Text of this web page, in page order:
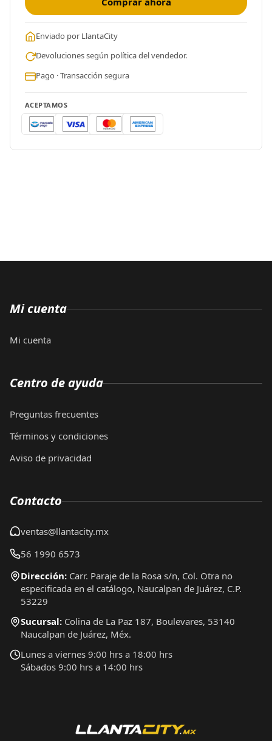
Enviado por LlantaCity
Devoluciones según política del vendedor.
Pago · Transacción segura
ACEPTAMOS
Mi cuenta
Mi cuenta
Centro de ayuda
Preguntas frecuentes
Términos y condiciones
Aviso de privacidad
Contacto
ventas@llantacity.mx
56 1990 6573
Dirección: Carr. Paraje de la Rosa s/n, Col. Otra no
especificada en el catálogo, Naucalpan de Juárez, C.P.
53229
Sucursal: Colina de La Paz 187, Boulevares, 53140
Naucalpan de Juárez, Méx.
Lunes a viernes 9:00 hrs a 18:00 hrs
Sábados 9:00 hrs a 14:00 hrs